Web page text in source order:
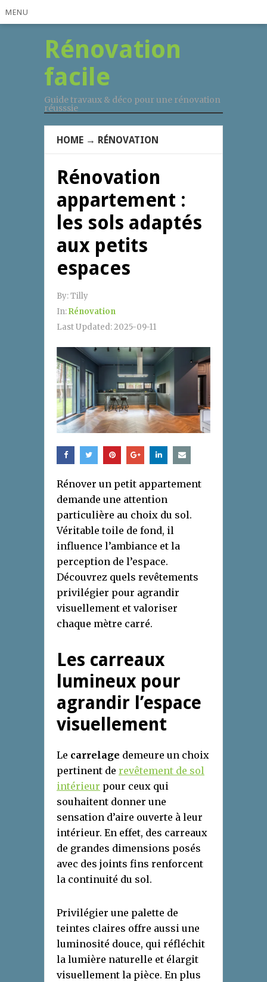
MENU
Rénovation
facile
Guide travaux & déco pour une rénovation
réusssie
HOME → RÉNOVATION
Rénovation
appartement :
les sols adaptés
aux petits
espaces
By:Tilly
In:Rénovation
Last Updated:2025-09-11
Rénover un petit appartement
demande une attention
particulière au choix du sol.
Véritable toile de fond, il
influence l’ambiance et la
perception de l’espace.
Découvrez quels revêtements
privilégier pour agrandir
visuellement et valoriser
chaque mètre carré.
Les carreaux
lumineux pour
agrandir l’espace
visuellement
Le carrelage demeure un choix
pertinent de revêtement de sol
intérieur pour ceux qui
souhaitent donner une
sensation d’aire ouverte à leur
intérieur. En effet, des carreaux
de grandes dimensions posés
avec des joints fins renforcent
la continuité du sol.
Privilégier une palette de
teintes claires offre aussi une
luminosité douce, qui réfléchit
la lumière naturelle et élargit
visuellement la pièce. En plus